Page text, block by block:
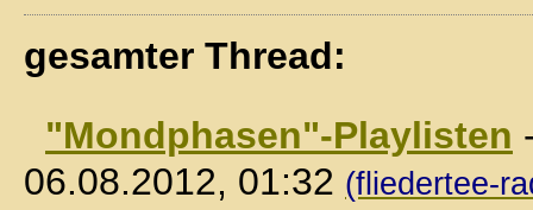
gesamter Thread:
"Mondphasen"-Playlisten
06.08.2012, 01:32 (fliedertee-